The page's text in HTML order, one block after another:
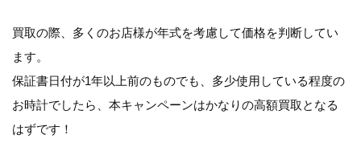
買取の際、多くのお店様が年式を考慮して価格を判断してい
ます。
保証書日付が1年以上前のものでも、多少使用している程度の
お時計でしたら、本キャンペーンはかなりの高額買取となる
はずです！